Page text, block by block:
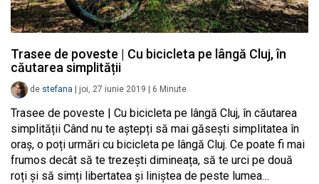
Trasee de poveste | Cu bicicleta pe lângă Cluj, în
căutarea simplității
de stefana joi, 27 iunie 2019 6 Minute
Trasee de poveste | Cu bicicleta pe lângă Cluj, în căutarea
simplității Când nu te aștepți să mai găsești simplitatea în
oraș, o poți urmări cu bicicleta pe lângă Cluj. Ce poate fi mai
frumos decât să te trezești dimineața, să te urci pe două
roți și să simți libertatea și liniștea de peste lumea…